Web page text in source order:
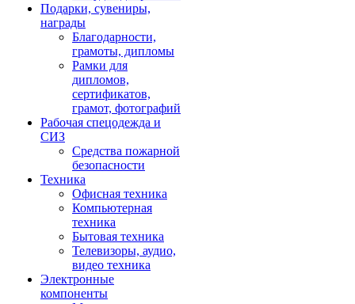
Подарки, сувениры,
награды
Благодарности,
грамоты, дипломы
Рамки для
дипломов,
сертификатов,
грамот, фотографий
Рабочая спецодежда и
СИЗ
Средства пожарной
безопасности
Техника
Офисная техника
Компьютерная
техника
Бытовая техника
Телевизоры, аудио,
видео техника
Электронные
компоненты